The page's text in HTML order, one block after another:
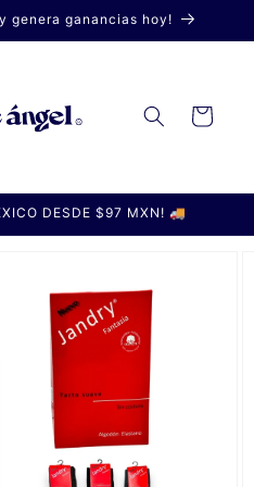
genera ganancias hoy!
Carrito
DESDE $97 MXN! 🚚